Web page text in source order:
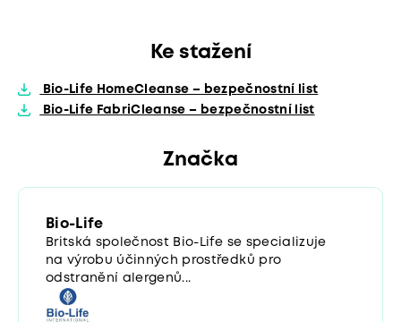
Ke stažení
Bio-Life HomeCleanse – bezpečnostní list
Bio-Life FabriCleanse – bezpečnostní list
Značka
Bio-Life
Britská společnost Bio-Life se specializuje
na výrobu účinných prostředků pro
odstranění alergenů...